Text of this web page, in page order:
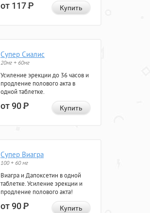
от 117Р Купить
Супер Сиалис
20мг + 60мг
Усиление эрекции до 36 часов и
продление полового акта в
одной таблетке.
от 90Р Купить
Супер Виагра
100 + 60 мг
Виагра и Дапоксетин в одной
таблетке. Усиление эрекции и
продление полового акта!
от 90Р Купить